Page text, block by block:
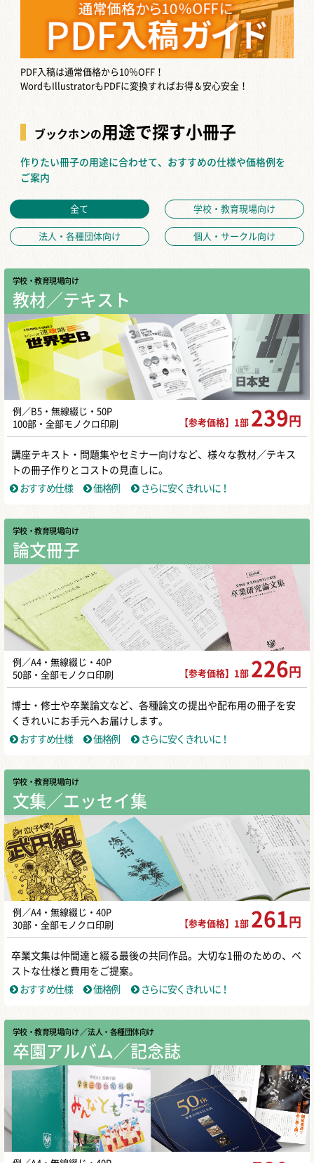
PDF入稿は通常価格から10％OFF！
WordもIllustratorもPDFに変換すればお得＆安心安全！
ブックホンの用途で探す小冊子
作りたい冊子の用途に合わせて、おすすめの仕様や価格例を
ご案内
全て 学校・教育現場向け
法人・各種団体向け 個人・サークル向け
学校・教育現場向け
教材／テキスト
例／B5・無線綴じ・50P
100部・全部モノクロ印刷
【参考価格】1部 239 円
講座テキスト・問題集やセミナー向けなど、様々な教材／テキス
トの冊子作りとコストの見直しに。
おすすめ仕様
価格例 さらに安くきれいに！
学校・教育現場向け
論文冊子
例／A4・無線綴じ・40P
50部・全部モノクロ印刷
【参考価格】1部 226 円
博士・修士や卒業論文など、各種論文の提出や配布用の冊子を安
くきれいにお手元へお届けします。
おすすめ仕様
価格例 さらに安くきれいに！
学校・教育現場向け
文集／エッセイ集
例／A4・無線綴じ・40P
30部・全部モノクロ印刷
【参考価格】1部 261 円
卒業文集は仲間達と綴る最後の共同作品。大切な1冊のための、ベ
ストな仕様と費用をご提案。
おすすめ仕様
価格例 さらに安くきれいに！
学校・教育現場向け ／ 法人・各種団体向け
卒園アルバム／記念誌